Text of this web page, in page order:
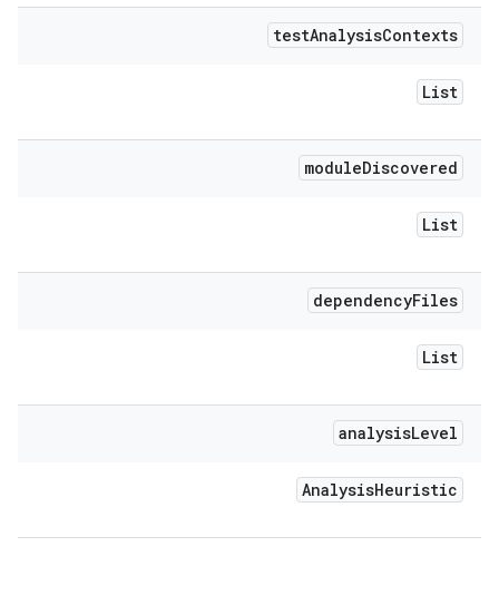
testAnalysisContexts
List
moduleDiscovered
List
dependencyFiles
List
analysisLevel
AnalysisHeuristic